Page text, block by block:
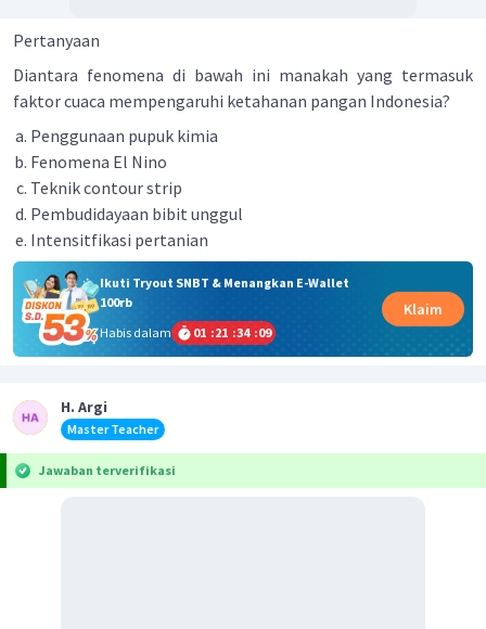
Pertanyaan
Diantara fenomena di bawah ini manakah yang termasuk
faktor cuaca mempengaruhi ketahanan pangan Indonesia?
Penggunaan pupuk kimia
Fenomena El Nino
Teknik contour strip
Pembudidayaan bibit unggul
Intensitfikasi pertanian
Ikuti Tryout SNBT & Menangkan E-Wallet
100rb
Habis dalam
01 :21 :34 :08
Klaim
H. Argi
Master Teacher
Jawaban terverifikasi